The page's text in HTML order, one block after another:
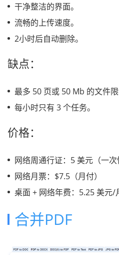
干净整洁的界面。
流畅的上传速度。
2小时后自动删除。
缺点：
最多 50 页或 50 Mb 的文件限
每小时只有 3 个任务。
价格：
网络周通行证：5 美元（一次
网络月票：$7.5（月付）
桌面 + 网络年费：5.25 美元/
合并PDF